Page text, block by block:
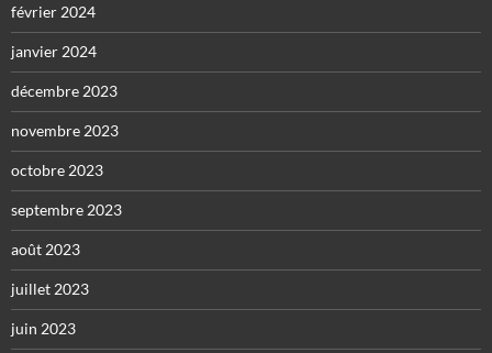
février 2024
janvier 2024
décembre 2023
novembre 2023
octobre 2023
septembre 2023
août 2023
juillet 2023
juin 2023